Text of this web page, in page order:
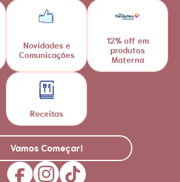
Novidades e
Comunicações
12% off em
produtos
Materna
Receitas
Vamos Começar!